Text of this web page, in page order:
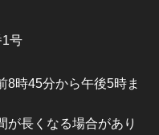
1号
8時45分から午後5時ま
長くなる場合があり